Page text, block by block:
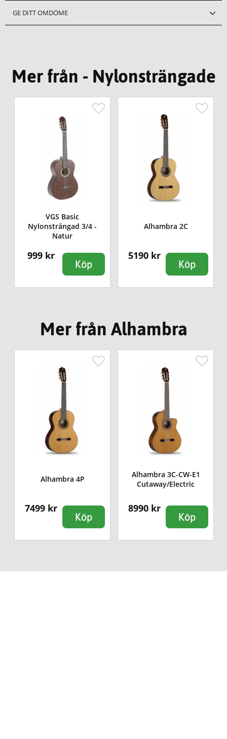
GE DITT OMDÖME
Mer från - Nylonsträngade
VGS Basic
Nylonsträngad 3/4 -
Natur
999 kr
Köp
Alhambra 2C
5190 kr
Köp
Mer från Alhambra
Alhambra 4P
7499 kr
Köp
Alhambra 3C-CW-E1
Cutaway/Electric
8990 kr
Köp